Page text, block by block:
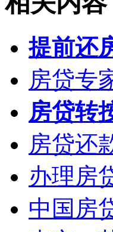
提前还
房贷专
房贷转
房贷还
办理房
中国房